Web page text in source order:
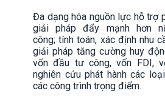
Đa dạng hóa nguồn lực hỗ trợ
giải pháp đẩy mạnh hơn
công; tính toán, xác định nhu
giải pháp tăng cường huy
vốn đầu tư công, vốn FDI,
nghiên cứu phát hành các
các công trình trọng điểm.